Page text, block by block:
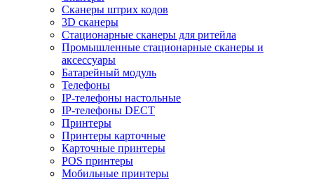
Сканеры штрих кодов
3D сканеры
Стационарные сканеры для ритейла
Промышленные стационарные сканеры и
аксессуары
Батарейный модуль
Телефоны
IP-телефоны настольные
IP-телефоны DECT
Принтеры
Принтеры карточные
Карточные принтеры
POS принтеры
Мобильные принтеры